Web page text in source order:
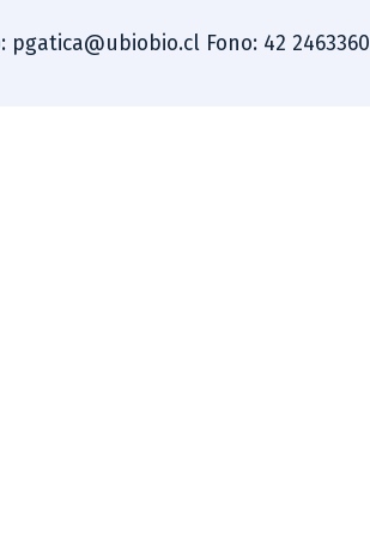
Fono: 42 2463360